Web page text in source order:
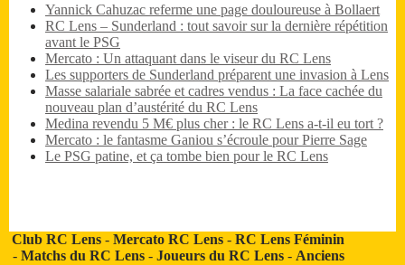
Yannick Cahuzac referme une page douloureuse à Bollaert
RC Lens – Sunderland : tout savoir sur la dernière répétition
avant le PSG
Mercato : Un attaquant dans le viseur du RC Lens
Les supporters de Sunderland préparent une invasion à Lens
Masse salariale sabrée et cadres vendus : La face cachée du
nouveau plan d’austérité du RC Lens
Medina revendu 5 M€ plus cher : le RC Lens a-t-il eu tort ?
Mercato : le fantasme Ganiou s’écroule pour Pierre Sage
Le PSG patine, et ça tombe bien pour le RC Lens
Club RC Lens -Mercato RC Lens -RC Lens Féminin
- Matchs du RC Lens- Joueurs du RC Lens- Anciens